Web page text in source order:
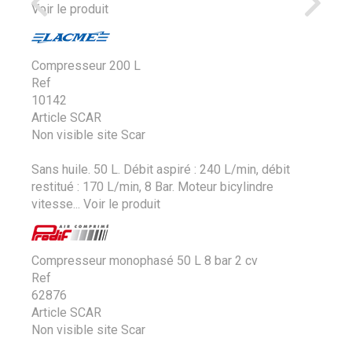
Voir le produit
Compresseur 200 L
Ref
10142
Article SCAR
Non visible site Scar
Sans huile. 50 L. Débit aspiré : 240 L/min, débit
restitué : 170 L/min, 8 Bar. Moteur bicylindre
vitesse...
Voir le produit
Compresseur monophasé 50 L 8 bar 2 cv
Ref
62876
Article SCAR
Non visible site Scar